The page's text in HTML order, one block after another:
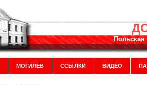
МОГИЛЁВ ССЫЛКИ ВИДЕО